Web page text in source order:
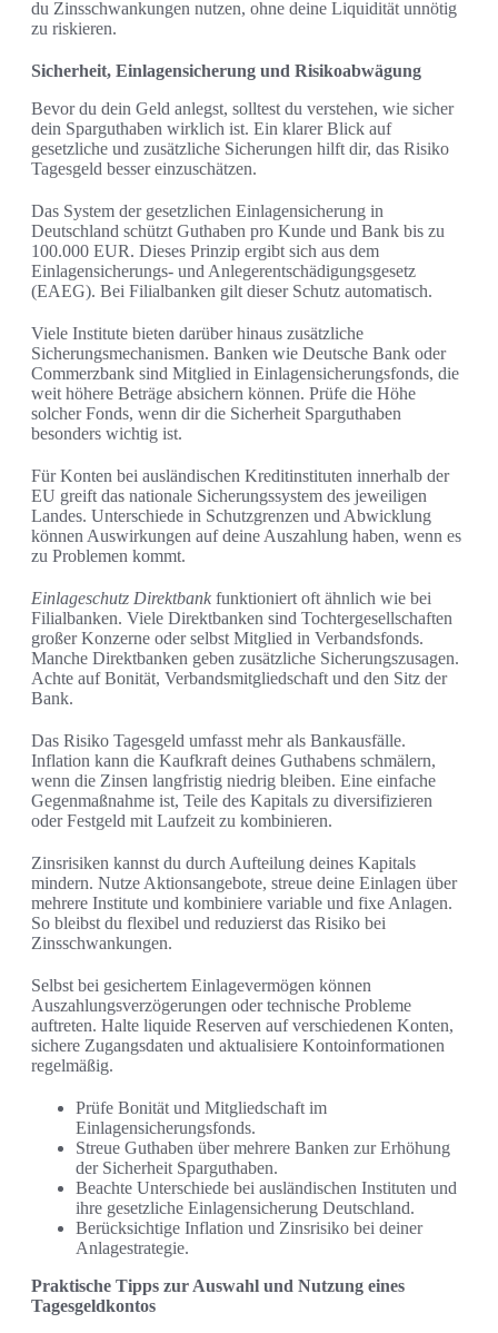
du Zinsschwankungen nutzen, ohne deine Liquidität unnötig
zu riskieren.
Sicherheit, Einlagensicherung und Risikoabwägung
Bevor du dein Geld anlegst, solltest du verstehen, wie sicher
dein Sparguthaben wirklich ist. Ein klarer Blick auf
gesetzliche und zusätzliche Sicherungen hilft dir, das Risiko
Tagesgeld besser einzuschätzen.
Das System der gesetzlichen Einlagensicherung in
Deutschland schützt Guthaben pro Kunde und Bank bis zu
100.000 EUR. Dieses Prinzip ergibt sich aus dem
Einlagensicherungs- und Anlegerentschädigungsgesetz
(EAEG). Bei Filialbanken gilt dieser Schutz automatisch.
Viele Institute bieten darüber hinaus zusätzliche
Sicherungsmechanismen. Banken wie Deutsche Bank oder
Commerzbank sind Mitglied in Einlagensicherungsfonds, die
weit höhere Beträge absichern können. Prüfe die Höhe
solcher Fonds, wenn dir die Sicherheit Sparguthaben
besonders wichtig ist.
Für Konten bei ausländischen Kreditinstituten innerhalb der
EU greift das nationale Sicherungssystem des jeweiligen
Landes. Unterschiede in Schutzgrenzen und Abwicklung
können Auswirkungen auf deine Auszahlung haben, wenn es
zu Problemen kommt.
Einlageschutz Direktbank funktioniert oft ähnlich wie bei
Filialbanken. Viele Direktbanken sind Tochtergesellschaften
großer Konzerne oder selbst Mitglied in Verbandsfonds.
Manche Direktbanken geben zusätzliche Sicherungszusagen.
Achte auf Bonität, Verbandsmitgliedschaft und den Sitz der
Bank.
Das Risiko Tagesgeld umfasst mehr als Bankausfälle.
Inflation kann die Kaufkraft deines Guthabens schmälern,
wenn die Zinsen langfristig niedrig bleiben. Eine einfache
Gegenmaßnahme ist, Teile des Kapitals zu diversifizieren
oder Festgeld mit Laufzeit zu kombinieren.
Zinsrisiken kannst du durch Aufteilung deines Kapitals
mindern. Nutze Aktionsangebote, streue deine Einlagen über
mehrere Institute und kombiniere variable und fixe Anlagen.
So bleibst du flexibel und reduzierst das Risiko bei
Zinsschwankungen.
Selbst bei gesichertem Einlagevermögen können
Auszahlungsverzögerungen oder technische Probleme
auftreten. Halte liquide Reserven auf verschiedenen Konten,
sichere Zugangsdaten und aktualisiere Kontoinformationen
regelmäßig.
Prüfe Bonität und Mitgliedschaft im
Einlagensicherungsfonds.
Streue Guthaben über mehrere Banken zur Erhöhung
der Sicherheit Sparguthaben.
Beachte Unterschiede bei ausländischen Instituten und
ihre gesetzliche Einlagensicherung Deutschland.
Berücksichtige Inflation und Zinsrisiko bei deiner
Anlagestrategie.
Praktische Tipps zur Auswahl und Nutzung eines
Tagesgeldkontos